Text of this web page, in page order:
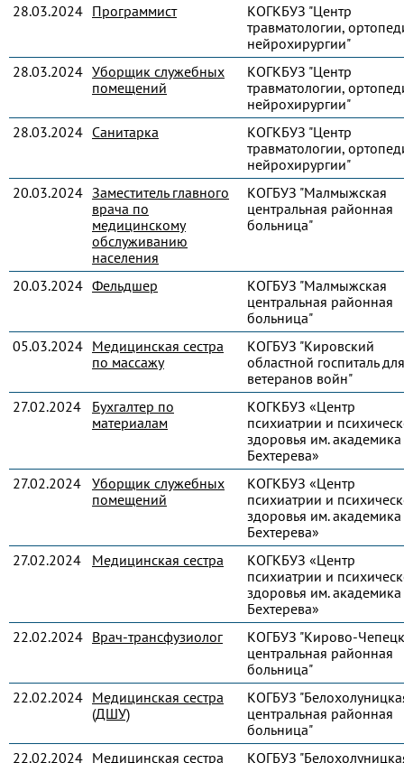
28.03.2024 Программист
КОГКБУЗ "Центр
травматологии,
нейрохирургии"
28.03.2024 Уборщик служебных
помещений
КОГКБУЗ "Центр
травматологии,
нейрохирургии"
28.03.2024 Санитарка
КОГКБУЗ "Центр
травматологии,
нейрохирургии"
20.03.2024 Заместитель главного
врача по
медицинскому
обслуживанию
населения
КОГБУЗ "Малмыжская
центральная районная
больница"
20.03.2024 Фельдшер
КОГБУЗ "Малмыжская
центральная районная
больница"
05.03.2024 Медицинская сестра
по массажу
КОГБУЗ "Кировский
областной госпиталь для
ветеранов войн"
27.02.2024
Бухгалтер по
материалам
КОГКБУЗ «Центр
психиатрии и
здоровья им.
Бехтерева»
27.02.2024 Уборщик служебных
помещений
КОГКБУЗ «Центр
психиатрии и
здоровья им.
Бехтерева»
27.02.2024
Медицинская сестра
КОГКБУЗ «Центр
психиатрии и
здоровья им.
Бехтерева»
22.02.2024 Врач-трансфузиолог
КОГБУЗ "Кирово-
центральная районная
больница"
22.02.2024 Медицинская сестра
(ДШУ)
КОГБУЗ
центральная районная
больница"
22.02.2024 Медицинская сестра КОГБУЗ